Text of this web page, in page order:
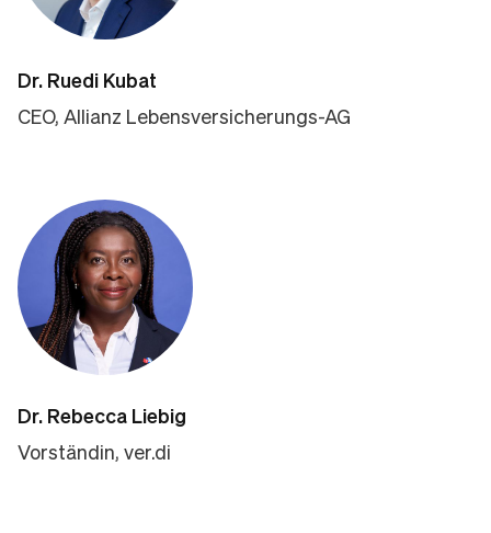
Dr. Ruedi Kubat
CEO, Allianz Lebensversicherungs-AG
Dr. Rebecca Liebig
Vorständin, ver.di